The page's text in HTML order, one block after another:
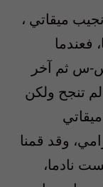
ميقاتي ،
فعندما
س ثم آخر
تنجح ولكن
وقد قمنا
نادما،